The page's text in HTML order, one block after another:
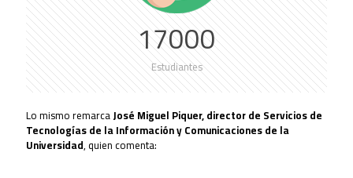
17000
Estudiantes
Lo mismo remarcaJosé Miguel Piquer, director de Servicios de
Tecnologías de la Información y Comunicaciones de la
Universidad, quien comenta: